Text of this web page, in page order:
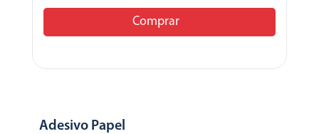
Comprar
Adesivo Papel